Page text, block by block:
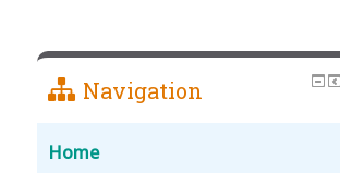
Navigation
Home